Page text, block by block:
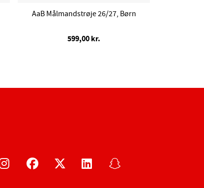
AaB Målmandstrøje 26/27, Børn
599,00 kr.